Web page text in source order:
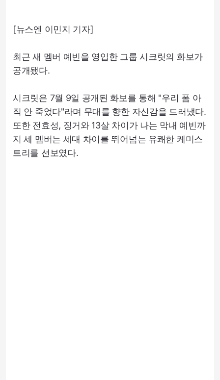
[뉴스엔 이민지 기자]
최근 새 멤버 예빈을 영입한 그룹 시크릿의 화보가
공개됐다.
시크릿은 7월 9일 공개된 화보를 통해 "우리 폼 아
직 안 죽었다"라며 무대를 향한 자신감을 드러냈다.
또한 전효성, 징거와 13살 차이가 나는 막내 예빈까
지 세 멤버는 세대 차이를 뛰어넘는 유쾌한 케미스
트리를 선보였다.